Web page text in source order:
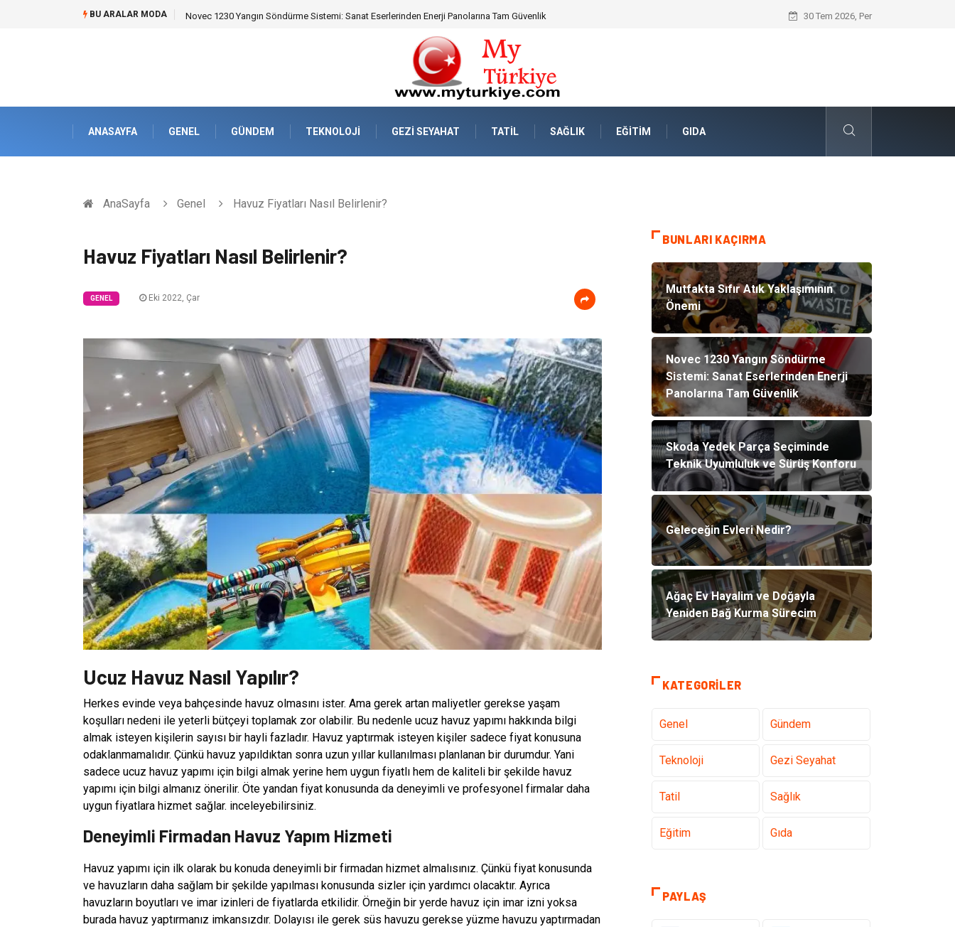
BU ARALAR MODA Novec 1230 Yangın Söndürme Sistemi: Sanat Eserlerinden Enerji Panolarına Tam Güvenlik Skoda Yedek Parça Seçiminde Teknik
30 Tem 2026, Per
ANASAYFA GENEL GÜNDEM TEKNOLOJI GEZI SEYAHAT TATIL SAĞLIK EĞITIM GIDA
AnaSayfa Genel Havuz Fiyatları Nasıl Belirlenir?
Havuz Fiyatları Nasıl Belirlenir?
GENEL Eki 2022, Çar
Ucuz Havuz Nasıl Yapılır?
Herkes evinde veya bahçesinde havuz olmasını ister. Ama gerek artan maliyetler gerekse yaşam
koşulları nedeni ile yeterli bütçeyi toplamak zor olabilir. Bu nedenle ucuz havuz yapımı hakkında bilgi
almak isteyen kişilerin sayısı bir hayli fazladır. Havuz yaptırmak isteyen kişiler sadece fiyat konusuna
odaklanmamalıdır. Çünkü havuz yapıldıktan sonra uzun yıllar kullanılması planlanan bir durumdur. Yani
sadece ucuz havuz yapımı için bilgi almak yerine hem uygun fiyatlı hem de kaliteli bir şekilde havuz
yapımı için bilgi almanız önerilir. Öte yandan fiyat konusunda da deneyimli ve profesyonel firmalar daha
uygun fiyatlara hizmet sağlar. inceleyebilirsiniz.
Deneyimli Firmadan Havuz Yapım Hizmeti
Havuz yapımı için ilk olarak bu konuda deneyimli bir firmadan hizmet almalısınız. Çünkü fiyat konusunda
ve havuzların daha sağlam bir şekilde yapılması konusunda sizler için yardımcı olacaktır. Ayrıca
havuzların boyutları ve imar izinleri de fiyatlarda etkilidir. Örneğin bir yerde havuz için imar izni yoksa
burada havuz yaptırmanız imkansızdır. Dolayısı ile gerek süs havuzu gerekse yüzme havuzu yaptırmadan
BUNLARI KAÇIRMA
Mutfakta Sıfır Atık Yaklaşımının
Önemi
Novec 1230 Yangın Söndürme
Sistemi: Sanat Eserlerinden Enerji
Panolarına Tam Güvenlik
Skoda Yedek Parça Seçiminde
Teknik Uyumluluk ve Sürüş Konforu
Geleceğin Evleri Nedir?
Ağaç Ev Hayalim ve Doğayla
Yeniden Bağ Kurma Sürecim
KATEGORILER
Genel Gündem
Teknoloji Gezi Seyahat
Tatil Sağlık
Eğitim Gıda
Tanıtıcı Reklam
PAYLAŞ